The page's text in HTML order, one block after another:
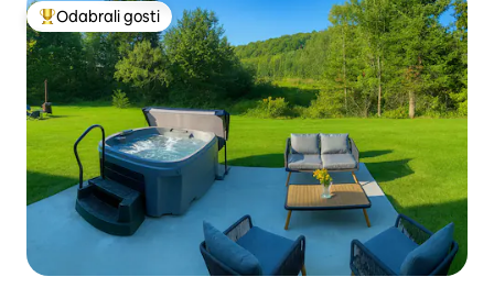
Među najviše rangiranima s oznakom „Odabrali gosti”
Odabrali gosti